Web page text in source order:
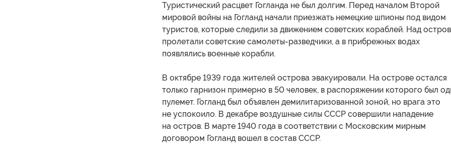
Туристический расцвет Гогланда не был долгим. Перед началом Второй
мировой войны на Гогланд начали приезжать немецкие шпионы под видом
туристов, которые следили за движением советских кораблей. Над
пролетали советские самолеты-разведчики, а в прибрежных водах
появлялись военные корабли.
В октябре 1939 года жителей острова эвакуировали. На острове остался
только гарнизон примерно в 50 человек, в распоряжении которого был
пулемет. Гогланд был объявлен демилитаризованной зоной, но врага это
не успокоило. В декабре воздушные силы СССР совершили нападение
на остров. В марте 1940 года в соответствии с Московским мирным
договором Гогланд вошел в состав СССР.